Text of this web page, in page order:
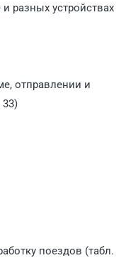
разных устройствах
отправлении и
поездов (табл.